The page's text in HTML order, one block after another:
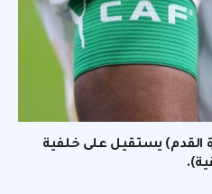
القدم) يستقيل على خلفية